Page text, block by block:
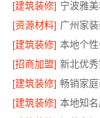
[建筑装修]
[资源材料] 广州家
[建筑装修] 本地个
[招商加盟] 新北优
[建筑装修]
[建筑装修] 本地知